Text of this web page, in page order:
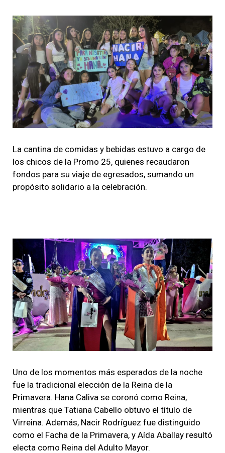
La cantina de comidas y bebidas estuvo a cargo de
los chicos de la Promo 25, quienes recaudaron
fondos para su viaje de egresados, sumando un
propósito solidario a la celebración.
Uno de los momentos más esperados de la noche
fue la tradicional elección de la Reina de la
Primavera. Hana Caliva se coronó como Reina,
mientras que Tatiana Cabello obtuvo el título de
Virreina. Además, Nacir Rodríguez fue distinguido
como el Facha de la Primavera, y Aída Aballay resultó
electa como Reina del Adulto Mayor.